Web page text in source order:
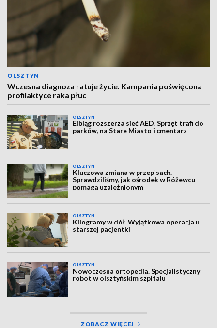
OLSZTYN
Wczesna diagnoza ratuje życie. Kampania poświęcona
profilaktyce raka płuc
OLSZTYN
Elbląg rozszerza sieć AED. Sprzęt trafi do
parków, na Stare Miasto i cmentarz
OLSZTYN
Kluczowa zmiana w przepisach.
Sprawdziliśmy, jak ośrodek w Różewcu
pomaga uzależnionym
OLSZTYN
Kilogramy w dół. Wyjątkowa operacja u
starszej pacjentki
OLSZTYN
Nowoczesna ortopedia. Specjalistyczny
robot w olsztyńskim szpitalu
ZOBACZ WIĘCEJ